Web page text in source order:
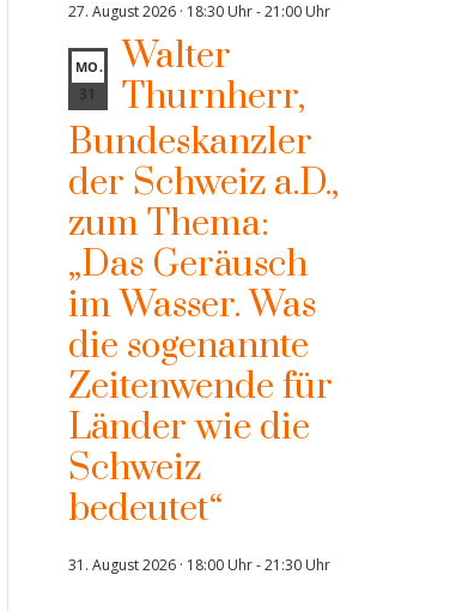
27. August 2026 · 18:30 Uhr-21:00 Uhr
MO.
31
Walter
Thurnherr,
Bundeskanzler
der Schweiz a.D.,
zum Thema:
„Das Geräusch
im Wasser. Was
die sogenannte
Zeitenwende für
Länder wie die
Schweiz
bedeutet“
31. August 2026 · 18:00 Uhr-21:30 Uhr